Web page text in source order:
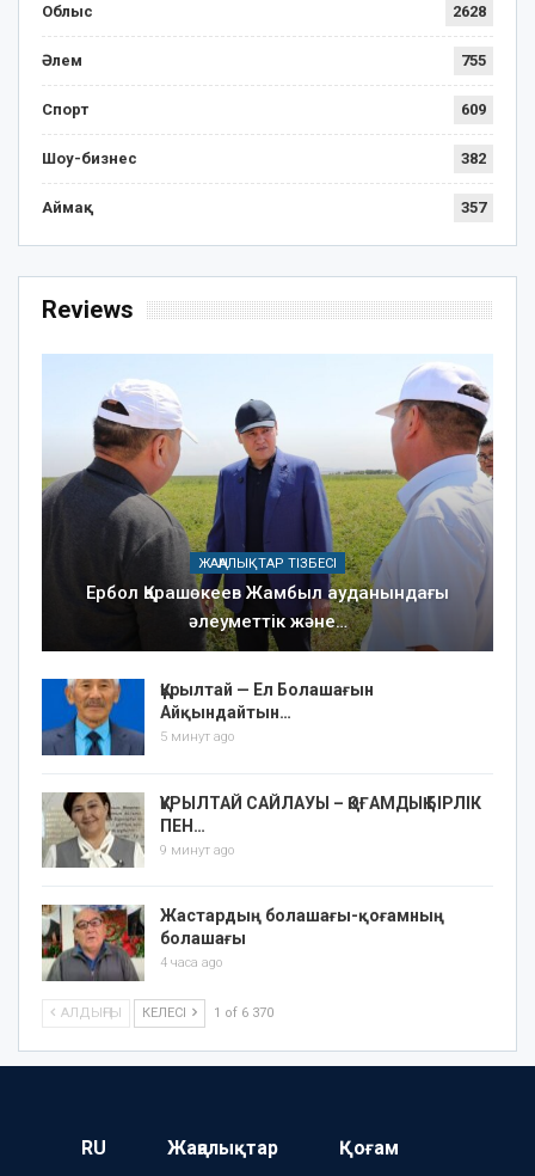
Облыс 2628
Әлем 755
Спорт 609
Шоу-бизнес 382
Аймақ 357
Reviews
ЖАҢАЛЫҚТАР ТІЗБЕСІ
Ербол Қарашөкеев Жамбыл ауданындағы
әлеуметтік және…
Құрылтай — Ел Болашағын
Айқындайтын…
5 минут ago
ҚҰРЫЛТАЙ САЙЛАУЫ – ҚОҒАМДЫҚ БІРЛІК
ПЕН…
9 минут ago
Жастардың болашағы-қоғамның
болашағы
4 часа ago
АЛДЫҢҒЫ КЕЛЕСІ 1 of 6 370
RU Жаңалықтар Қоғам